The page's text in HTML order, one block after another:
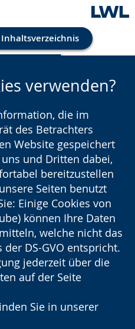
Inhaltsverzeichnis
verwenden?
die im
des Betrachters
Website gespeichert
und Dritten dabei,
bereitzustellen
Seiten benutzt
Einige Cookies von
können Ihre Daten
welche nicht das
DS-GVO entspricht.
jederzeit über die
auf der Seite
Sie in unserer